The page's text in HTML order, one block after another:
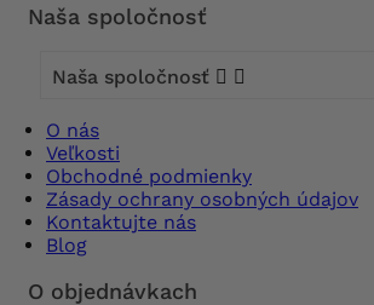
Naša spoločnosť
Naša spoločnosť  
O nás
Veľkosti
Obchodné podmienky
Zásady ochrany osobných údajov
Kontaktujte nás
Blog
O objednávkach